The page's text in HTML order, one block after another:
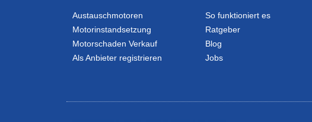
Austauschmotoren
Motorinstandsetzung
Motorschaden Verkauf
Als Anbieter registrieren
So funktioniert es
Ratgeber
Blog
Jobs